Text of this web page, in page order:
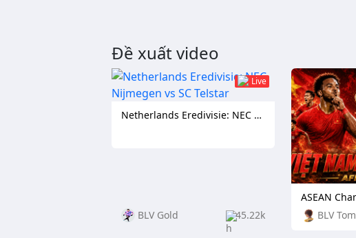
Đề xuất video
Live
BLV Gold 45.22k
Netherlands Eredivisie: NEC Nijmegen vs SC Telstar
BLV Tom